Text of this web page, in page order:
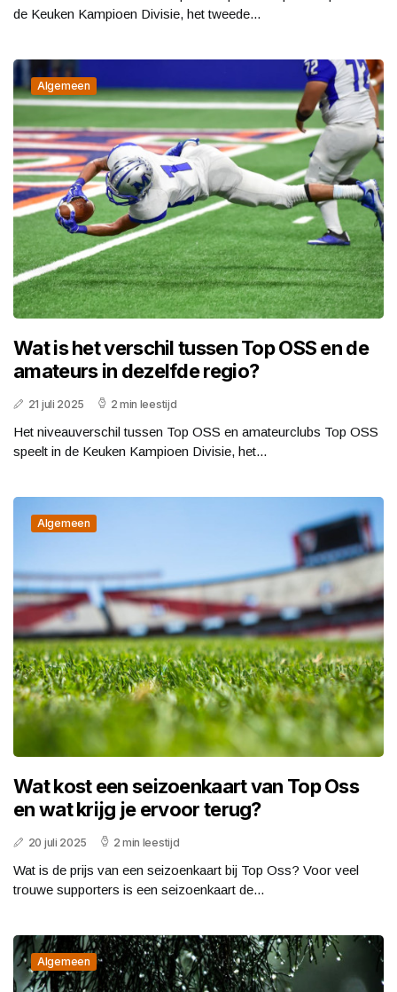
de Keuken Kampioen Divisie, het tweede...
Algemeen
Wat is het verschil tussen Top OSS en de
amateurs in dezelfde regio?
21 juli 2025 2 min leestijd
Het niveauverschil tussen Top OSS en amateurclubs Top OSS
speelt in de Keuken Kampioen Divisie, het...
Algemeen
Wat kost een seizoenkaart van Top Oss
en wat krijg je ervoor terug?
20 juli 2025 2 min leestijd
Wat is de prijs van een seizoenkaart bij Top Oss? Voor veel
trouwe supporters is een seizoenkaart de...
Algemeen